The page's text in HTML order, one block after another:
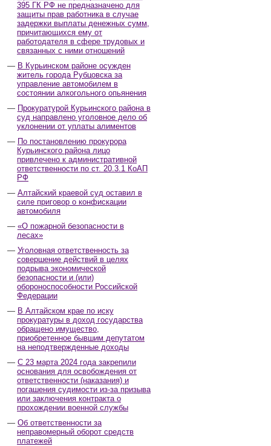
395 ГК РФ не предназначено для
защиты прав работника в случае
задержки выплаты денежных сумм,
причитающихся ему от
работодателя в сфере трудовых и
связанных с ними отношений
В Курьинском районе осужден
житель города Рубцовска за
управление автомобилем в
состоянии алкогольного опьянения
Прокуратурой Курьинского района в
суд направлено уголовное дело об
уклонении от уплаты алиментов
По постановлению прокурора
Курьинского района лицо
привлечено к административной
ответственности по ст. 20.3.1 КоАП
РФ
Алтайский краевой суд оставил в
силе приговор о конфискации
автомобиля
«О пожарной безопасности в
лесах»
Уголовная ответственность за
совершение действий в целях
подрыва экономической
безопасности и (или)
обороноспособности Российской
Федерации
В Алтайском крае по иску
прокуратуры в доход государства
обращено имущество,
приобретенное бывшим депутатом
на неподтвержденные доходы
С 23 марта 2024 года закрепили
основания для освобождения от
ответственности (наказания) и
погашения судимости из-за призыва
или заключения контракта о
прохождении военной службы
Об ответственности за
неправомерный оборот средств
платежей